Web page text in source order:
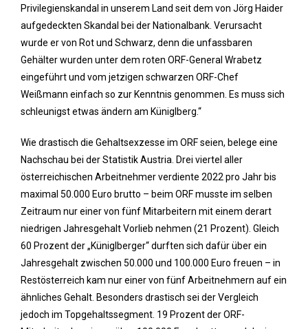
Privilegienskandal in unserem Land seit dem von Jörg Haider
aufgedeckten Skandal bei der Nationalbank. Verursacht
wurde er von Rot und Schwarz, denn die unfassbaren
Gehälter wurden unter dem roten ORF-General Wrabetz
eingeführt und vom jetzigen schwarzen ORF-Chef
Weißmann einfach so zur Kenntnis genommen. Es muss sich
schleunigst etwas ändern am Küniglberg.“
Wie drastisch die Gehaltsexzesse im ORF seien, belege eine
Nachschau bei der Statistik Austria. Drei viertel aller
österreichischen Arbeitnehmer verdiente 2022 pro Jahr bis
maximal 50.000 Euro brutto – beim ORF musste im selben
Zeitraum nur einer von fünf Mitarbeitern mit einem derart
niedrigen Jahresgehalt Vorlieb nehmen (21 Prozent). Gleich
60 Prozent der „Küniglberger“ durften sich dafür über ein
Jahresgehalt zwischen 50.000 und 100.000 Euro freuen – in
Restösterreich kam nur einer von fünf Arbeitnehmern auf ein
ähnliches Gehalt. Besonders drastisch sei der Vergleich
jedoch im Topgehaltssegment. 19 Prozent der ORF-